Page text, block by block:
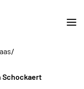
/
Schockaert